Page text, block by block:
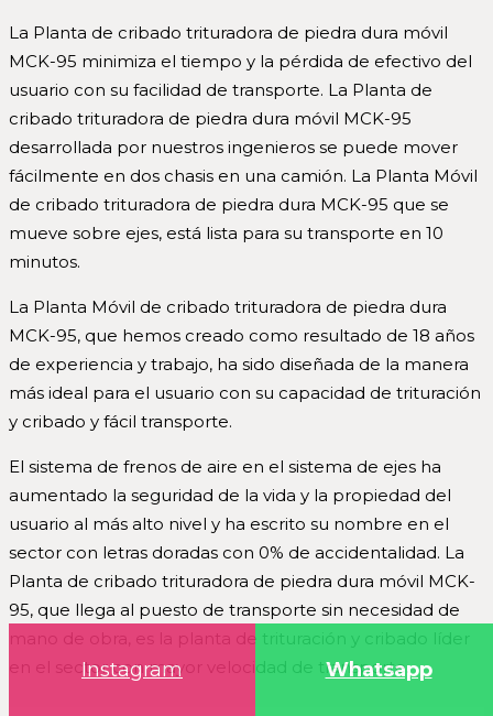
La Planta de cribado trituradora de piedra dura móvil
MCK-95 minimiza el tiempo y la pérdida de efectivo del
usuario con su facilidad de transporte. La Planta de
cribado trituradora de piedra dura móvil MCK-95
desarrollada por nuestros ingenieros se puede mover
fácilmente en dos chasis en una camión. La Planta Móvil
de cribado trituradora de piedra dura MCK-95 que se
mueve sobre ejes, está lista para su transporte en 10
minutos.
La Planta Móvil de cribado trituradora de piedra dura
MCK-95, que hemos creado como resultado de 18 años
de experiencia y trabajo, ha sido diseñada de la manera
más ideal para el usuario con su capacidad de trituración
y cribado y fácil transporte.
El sistema de frenos de aire en el sistema de ejes ha
aumentado la seguridad de la vida y la propiedad del
usuario al más alto nivel y ha escrito su nombre en el
sector con letras doradas con 0% de accidentalidad. La
Planta de cribado trituradora de piedra dura móvil MCK-
95, que llega al puesto de transporte sin necesidad de
mano de obra, es la planta de trituración y cribado líder
en el sector con mayor velocidad de transporte.
Instagram Whatsapp